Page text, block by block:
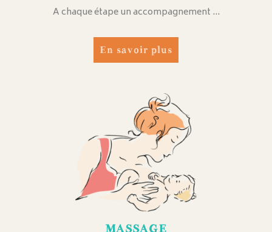
A chaque étape un accompagnement …
En savoir plus
MASSAGE